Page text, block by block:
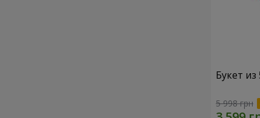
Букет
5 998 грн